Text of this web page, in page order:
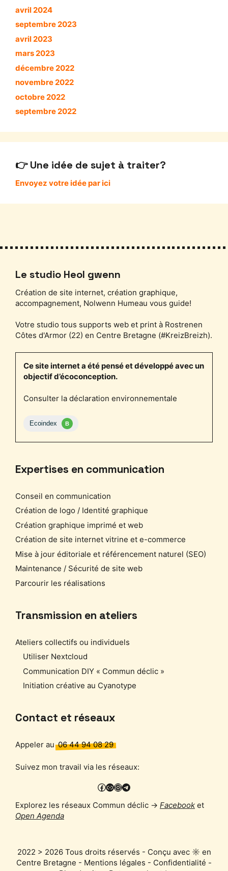
avril 2024
septembre 2023
avril 2023
mars 2023
décembre 2022
novembre 2022
octobre 2022
septembre 2022
Une idée de sujet à traiter?
Envoyez votre idée par ici
Le studio Heol gwenn
Création de site internet, création graphique,
accompagnement, Nolwenn Humeau vous guide!
Votre studio tous supports web et print à Rostrenen
Côtes d'Armor (22) en Centre Bretagne (#KreizBreizh).
Ce site internet a été pensé et développé avec un
objectif d’écoconception.
Consulter la déclaration environnementale
Expertises en communication
Conseil en communication
Création de logo / Identité graphique
Création graphique imprimé et web
Création de site internet vitrine et e-commerce
Mise à jour éditoriale et référencement naturel (SEO)
Maintenance / Sécurité de site web
Parcourir les réalisations
Transmission en ateliers
Ateliers collectifs ou individuels
Utiliser Nextcloud
Communication DIY « Commun déclic »
Initiation créative au Cyanotype
Contact et réseaux
Appeler au06 44 94 08 29
Suivez mon travail via les réseaux:
Facebook
PixelFed
Instagram
Telegram
Explorez les réseaux Commun déclic → Facebook et
Open Agenda
2022 > 2026 Tous droits réservés - Conçu avec ☼ en
Centre Bretagne - Mentions légales - Confidentialité -